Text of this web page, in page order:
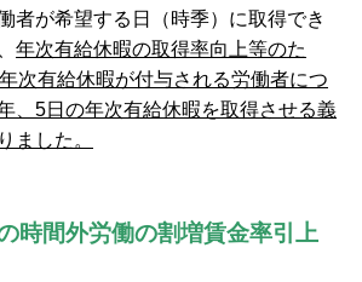
者が希望する日（時季）に取得でき
年次有給休暇の取得率向上等のた
次有給休暇が付与される労働者につ
、5日の年次有給休暇を取得させる義
ました。
時間外労働の割増賃金率引上